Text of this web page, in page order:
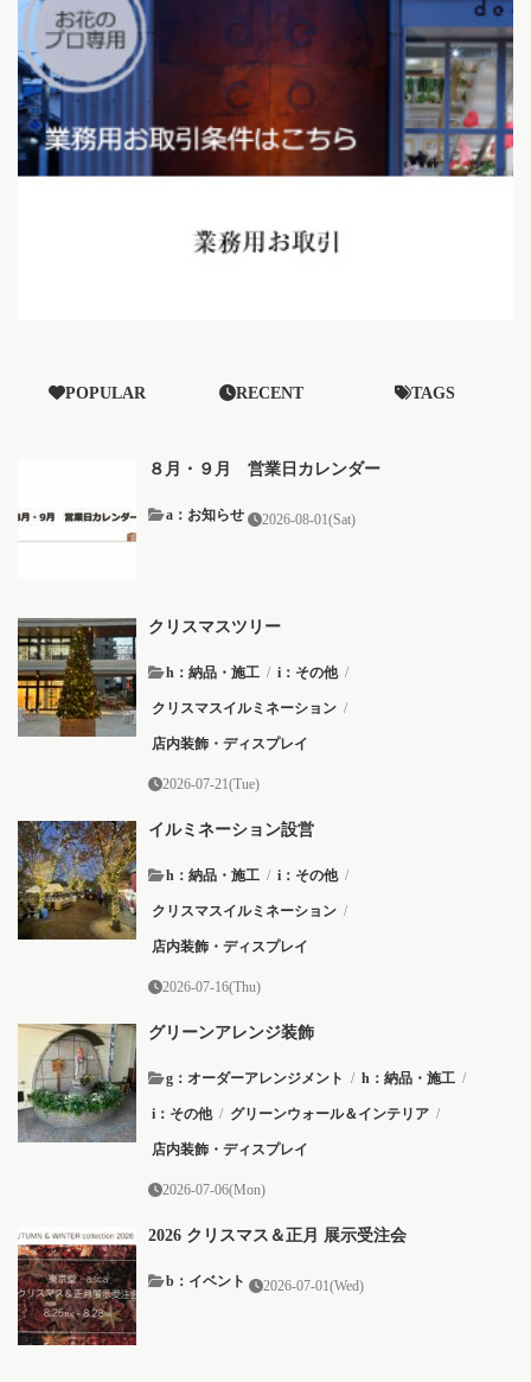
POPULAR RECENT TAGS
８月・９月 営業日カレンダー
a：お知らせ 2026-08-01(Sat)
クリスマスツリー
h：納品・施工 / i：その他 /
クリスマスイルミネーション /
店内装飾・ディスプレイ
2026-07-21(Tue)
イルミネーション設営
h：納品・施工 / i：その他 /
クリスマスイルミネーション /
店内装飾・ディスプレイ
2026-07-16(Thu)
グリーンアレンジ装飾
g：オーダーアレンジメント / h：納品・施工 /
i：その他 / グリーンウォール＆インテリア /
店内装飾・ディスプレイ
2026-07-06(Mon)
2026 クリスマス＆正月 展示受注会
b：イベント 2026-07-01(Wed)